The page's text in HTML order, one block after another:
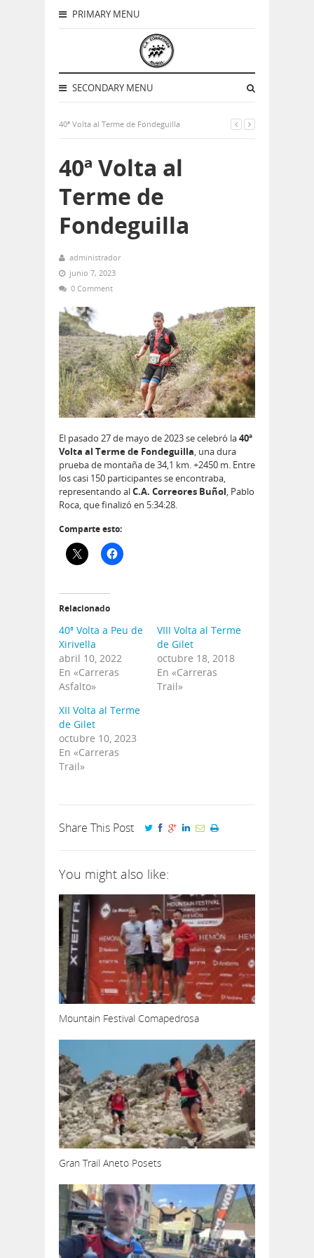
PRIMARY MENU
SECONDARY MENU
40ª Volta al Terme de Fondeguilla
40ª Volta al
Terme de
Fondeguilla
administrador
junio 7, 2023
0 Comment
El pasado 27 de mayo de 2023 se celebró la40ª
Volta al Terme de Fondeguilla, una dura
prueba de montaña de 34,1 km. +2450 m. Entre
los casi 150 participantes se encontraba,
representando alC.A. Correores Buñol, Pablo
Roca, que finalizó en 5:34:28.
Comparte esto:
Relacionado
40ª Volta a Peu de
Xirivella
abril 10, 2022
En «Carreras
Asfalto»
VIII Volta al Terme
de Gilet
octubre 18, 2018
En «Carreras
Trail»
XII Volta al Terme
de Gilet
octubre 10, 2023
En «Carreras
Trail»
Share This Post
You might also like:
Mountain Festival Comapedrosa
Gran Trail Aneto Posets